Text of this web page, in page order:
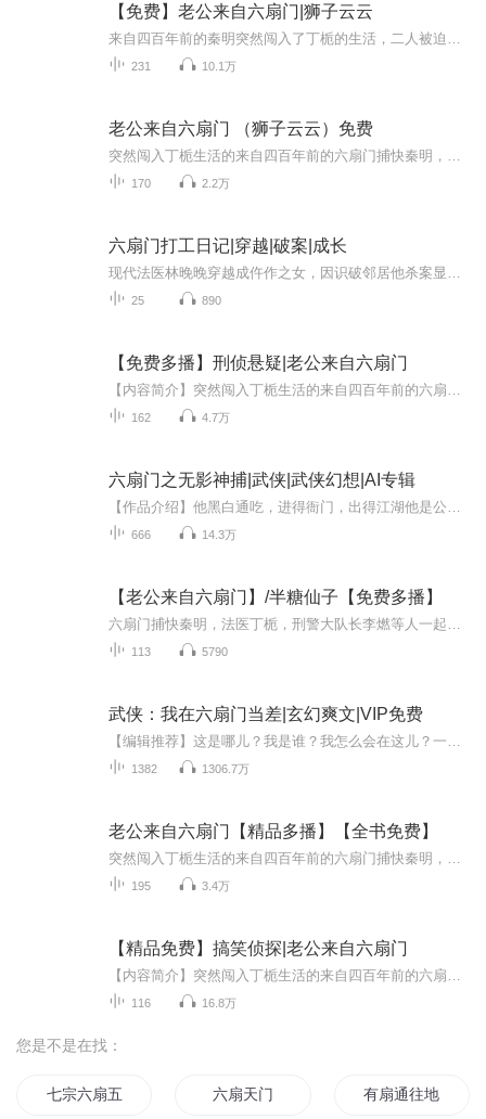
【免费】老公来自六扇门|狮子云云
231 10.1万
老公来自六扇门 （狮子云云）免费
170 2.2万
六扇门打工日记|穿越|破案|成长
25 890
【免费多播】刑侦悬疑|老公来自六扇门
162 4.7万
六扇门之无影神捕|武侠|武侠幻想|AI专辑
666 14.3万
【老公来自六扇门】/半糖仙子【免费多播】
113 5790
武侠：我在六扇门当差|玄幻爽文|VIP免费
1382 1306.7万
老公来自六扇门【精品多播】【全书免费】
195 3.4万
【精品免费】搞笑侦探|老公来自六扇门
116 16.8万
您是不是在找：
七宗六扇五派门 六扇天门 有扇通往地下城